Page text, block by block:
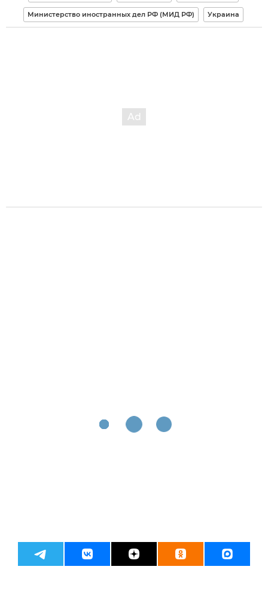
Министерство иностранных дел РФ (МИД РФ) Украина